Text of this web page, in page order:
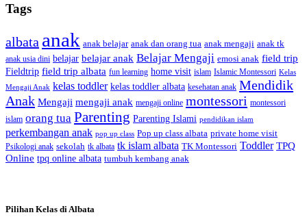
Tags
albata anak anak belajar anak dan orang tua anak mengaji anak tk
anak usia dini belajar belajar anak Belajar Mengaji emosi anak field trip
Fieldtrip field trip albata fun learning home visit islam Islamic Montessori Kelas
Mengaji Anak kelas toddler kelas toddler albata kesehatan anak Mendidik
Anak Mengaji mengaji anak mengaji online montessori montessori
islam orang tua Parenting Parenting Islami pendidikan islam
perkembangan anak pop up class Pop up class albata private home visit
Psikologi anak sekolah tk albata tk islam albata TK Montessori Toddler TPQ
Online tpq online albata tumbuh kembang anak
Pilihan Kelas di Albata